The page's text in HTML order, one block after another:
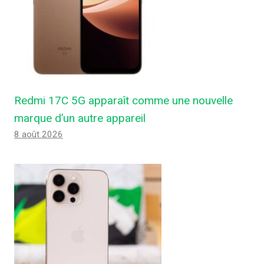
Redmi 17C 5G apparaît comme une nouvelle
marque d’un autre appareil
8 août 2026